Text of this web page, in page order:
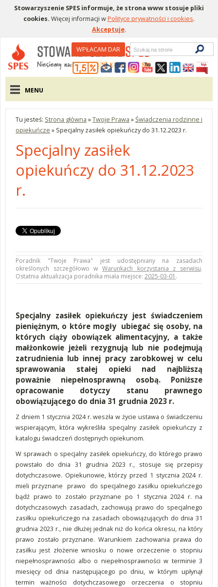
Stowarzyszenie SPES informuje, że strona www stosuje pliki
cookies. Więcej informacji wPolityce prywatności i cookies.
Akceptuje.
Menu pomocniczeWPŁACAM DAR
Wyszukiwarka
Menu główne
MENU
Tu jesteś: Strona główna »Twoje Prawa »Świadczenia rodzinne i
opiekuńcze » Specjalny zasiłek opiekuńczy do 31.12.2023 r.
Specjalny zasiłek
opiekuńczy do 31.12.2023
r.
Specjalny zasiłek opiekuńczy jest świadczeniem
pieniężnym, o które mogły ubiegać się osoby, na
których ciąży obowiązek alimentacyjny, a także
małżonkowie jeżeli rezygnują lub nie podejmują
zatrudnienia lub innej pracy zarobkowej w celu
sprawowania stałej opieki nad najbliższą
poważnie niepełnosprawną osobą. Poniższe
opracowanie dotyczy stanu prawnego
obowiązującego do dnia 31 grudnia 2023 r.
Z dniem 1 stycznia 2024 r. weszła w życie ustawa o świadczeniu
wspierającym, która wykreśliła specjalny zasiłek opiekuńczy z
katalogu świadczeń dostępnych opiekunom.
W sprawach o specjalny zasiłek opiekuńczy, do którego prawo
powstało do dnia 31 grudnia 2023 r., stosuje się przepisy
dotychczasowe. Opiekunowie, którzy przed 1 stycznia 2024 r.
mieli przyznane prawo do specjalnego zasiłku opiekuńczego
bądź prawo to zostało przyznane po 1 stycznia 2024 r. na
dotychczasowych zasadach, zachowują prawo do specjalnego
zasiłku opiekuńczego na zasadach obowiązujących do dnia 31
grudnia 2023 r., nie dłużej jednak niż do końca okresu, na który
prawo zostało przyznane. Warunkiem zachowania prawa do
zasiłku jest złożenie wniosku o nowe orzeczenie o stopniu
niepełnosprawności albo o niepełnosprawności w terminie 3
miesięcy od dnia następującego po dniu, w którym upłynął
termin ważności dotychczasowego orzeczenia o stopniu
Poradnik "Twoje Prawa" jest udostępniany na zasadach
określonych szczegółowo w Warunkach korzystania z serwisu.
Ostatnia aktualizacja poradnika miała miejsce: 2025-03-01 .